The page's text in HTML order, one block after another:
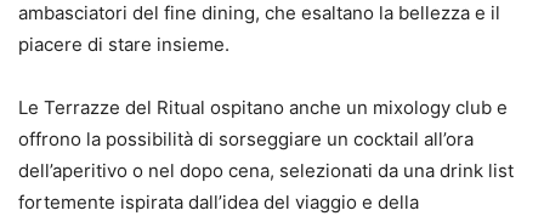
ambasciatori del fine dining, che esaltano la bellezza e il
piacere di stare insieme.
Le Terrazze del Ritual ospitano anche un mixology club e
offrono la possibilità di sorseggiare un cocktail all’ora
dell’aperitivo o nel dopo cena, selezionati da una drink list
fortemente ispirata dall’idea del viaggio e della